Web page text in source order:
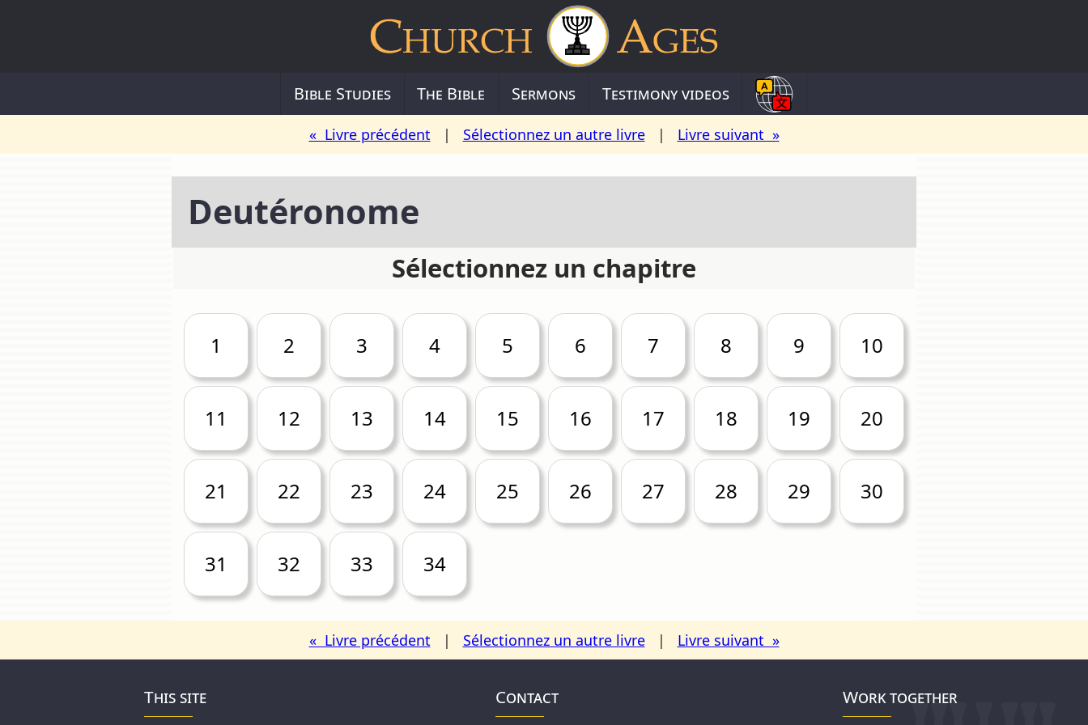
Bible Studies The Bible Sermons Testimony videos
« Livre précédent | Sélectionnez un autre livre| Livre suivant »
Deutéronome
Sélectionnez un chapitre
1 2 3 4 5 6 7 8 9 10
11 12 13 14 15 16 17 18 19 20
21 22 23 24 25 26 27 28 29 30
31 32 33 34
« Livre précédent | Sélectionnez un autre livre| Livre suivant »
This site Contact Work together